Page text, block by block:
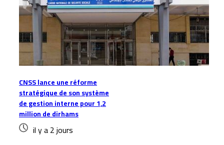
CNSS lance une réforme
stratégique de son système
de gestion interne pour 1,2
million de dirhams
il y a 2 jours